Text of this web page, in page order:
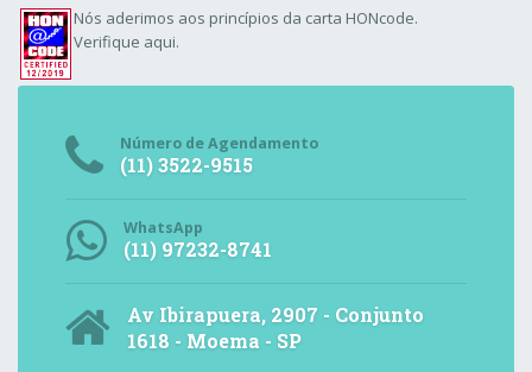
Nós aderimos aos princípios da carta HONcode.
Verifique aqui.
Número de Agendamento
(11) 3522-9515
WhatsApp
(11) 97232-8741
Av Ibirapuera, 2907 - Conjunto
1618 - Moema - SP